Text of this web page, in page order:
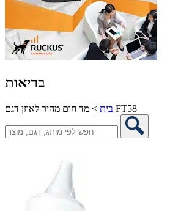
בריאות
בית > מד חום מהיר לאוזן דגם FT58